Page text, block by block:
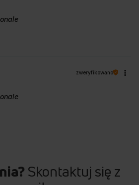
zweryfikowano
Skontaktuj się z